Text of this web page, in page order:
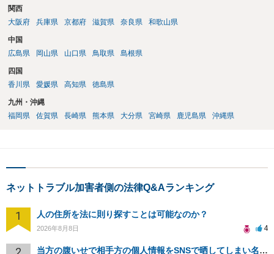
関西
大阪府
兵庫県 京都府 滋賀県 奈良県 和歌山県
中国
広島県
岡山県 山口県 鳥取県 島根県
四国
香川県
愛媛県 高知県 徳島県
九州・沖縄
福岡県
佐賀県 長崎県 熊本県 大分県 宮崎県 鹿児島県 沖縄県
ネットトラブル加害者側の法律Q&Aランキング
1 人の住所を法に則り探すことは可能なのか？
2026年8月8日 4
当方の腹いせで相手方の個人情報をSNSで晒してしまい名誉毀損させてしまったかもしれない